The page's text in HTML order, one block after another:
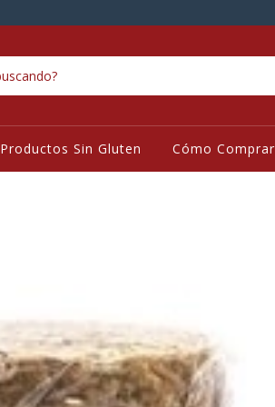
Productos Sin Gluten Cómo Comprar